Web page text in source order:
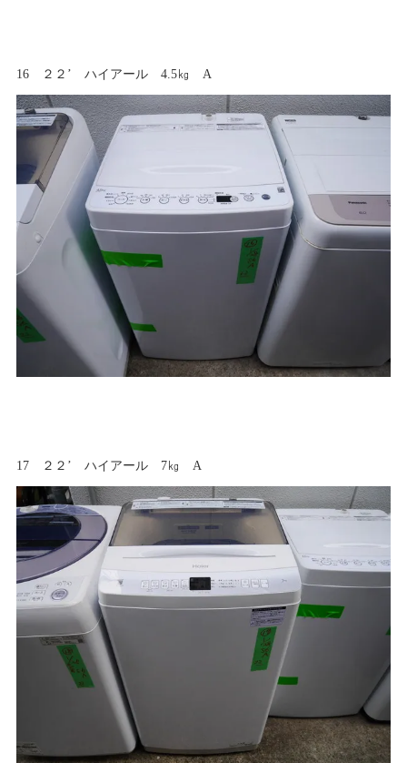
16 ２２’ ハイアール 4.5㎏ A
17 ２２’ ハイアール 7㎏ A